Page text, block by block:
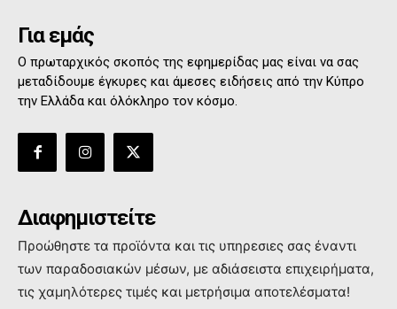
Για εμάς
Ο πρωταρχικός σκοπός της εφημερίδας μας είναι να σας
μεταδίδουμε έγκυρες και άμεσες ειδήσεις από την Κύπρο
την Ελλάδα και όλόκληρο τον κόσμο.
Διαφημιστείτε
Προώθηστε τα προϊόντα και τις υπηρεσιες σας έναντι
των παραδοσιακών μέσων, με αδιάσειστα επιχειρήματα,
τις χαμηλότερες τιμές και μετρήσιμα αποτελέσματα!